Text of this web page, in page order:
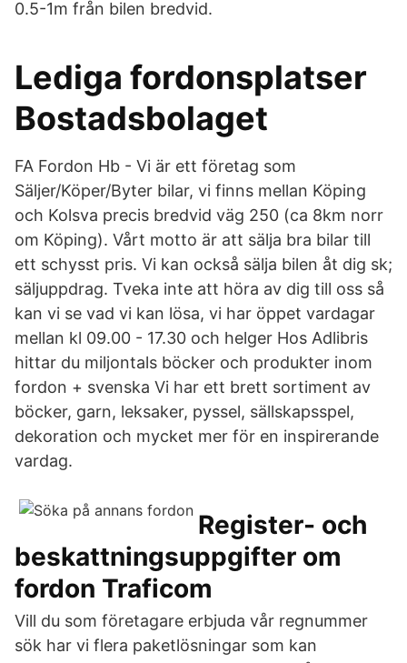
0.5-1m från bilen bredvid.
Lediga fordonsplatser
Bostadsbolaget
FA Fordon Hb - Vi är ett företag som
Säljer/Köper/Byter bilar, vi finns mellan Köping
och Kolsva precis bredvid väg 250 (ca 8km norr
om Köping). Vårt motto är att sälja bra bilar till
ett schysst pris. Vi kan också sälja bilen åt dig sk;
säljuppdrag. Tveka inte att höra av dig till oss så
kan vi se vad vi kan lösa, vi har öppet vardagar
mellan kl 09.00 - 17.30 och helger Hos Adlibris
hittar du miljontals böcker och produkter inom
fordon + svenska Vi har ett brett sortiment av
böcker, garn, leksaker, pyssel, sällskapsspel,
dekoration och mycket mer för en inspirerande
vardag.
Register- och
beskattningsuppgifter om
fordon Traficom
Vill du som företagare erbjuda vår regnummer
sök har vi flera paketlösningar som kan